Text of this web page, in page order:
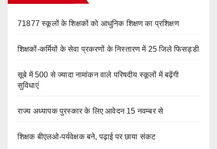
71877 स्कूलों के शिक्षकों को आधुनिक शिक्षण का प्रशिक्षण
शिक्षकों-कर्मियों के सेवा प्रकरणों के निस्तारण में 25 जिले फिसड्डी
सूबे में 500 से ज्यादा नामांकन वाले परिषदीय स्कूलों में बढ़ेंगी
सुविधाएं
राज्य अध्यापक पुरस्कार के लिए आवेदन 15 नवम्बर से
शिक्षक बीएलओ-पर्यवेक्षक बने, पढ़ाई पर छाया संकट